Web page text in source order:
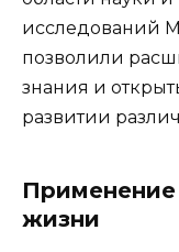
исследований
позволили
знания и
развитии
жизни